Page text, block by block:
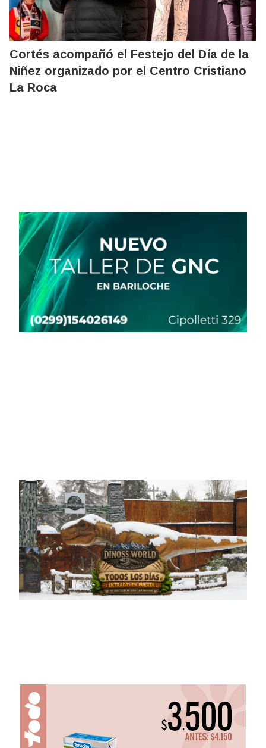
Cortés acompañó el Festejo del Día de la
Niñez organizado por el Centro Cristiano
La Roca